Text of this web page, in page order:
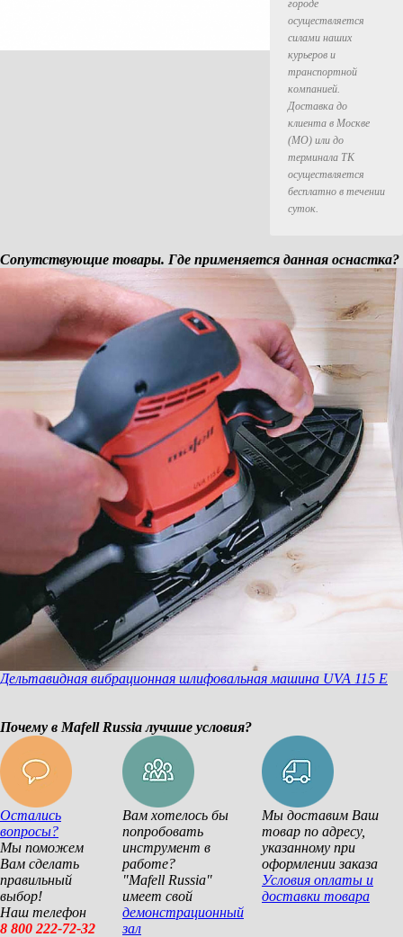
городе
осуществляется
силами наших
курьеров и
транспортной
компанией.
Доставка до
клиента в Москве
(МО) или до
терминала ТК
осуществляется
бесплатно в течении
суток.
Сопутствующие товары. Где применяется данная оснастка?
Дельтавидная вибрационная шлифовальная машина UVA 115 E
Почему в Mafell Russia лучшие условия?
Остались
вопросы?
Мы поможем
Вам сделать
правильный
выбор!
Наш телефон
8 800 222-72-32
Вам хотелось бы
попробовать
инструмент в
работе?
"Mafell Russia"
имеет свой
демонстрационный
зал
Мы доставим Ваш
товар по адресу,
указанному при
оформлении заказа
Условия оплаты и
доставки товара